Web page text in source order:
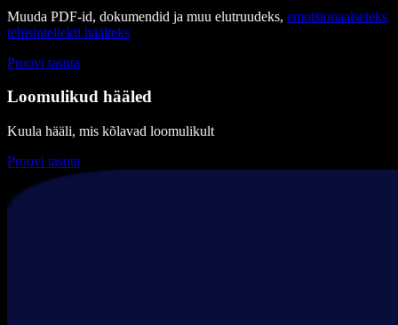
Muuda PDF-id, dokumendid ja muu elutruudeks, emotsionaalseteks
tehisintellekti häälteks
Proovi tasuta
Loomulikud hääled
Kuula hääli, mis kõlavad loomulikult
Proovi tasuta